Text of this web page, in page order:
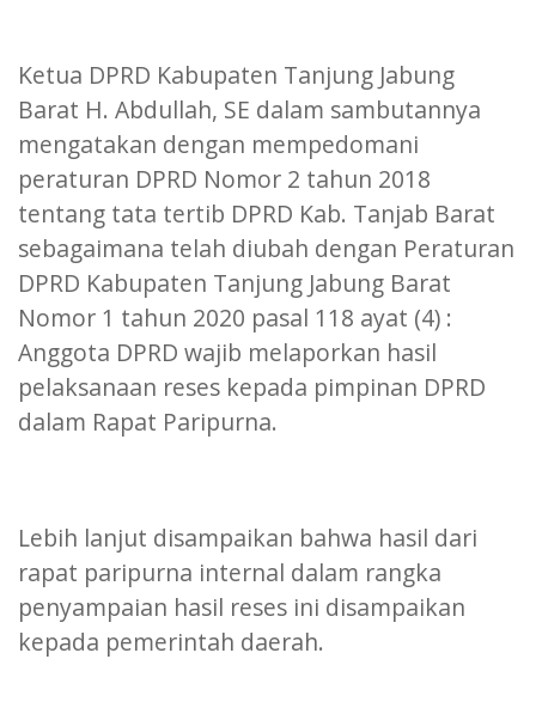
Ketua DPRD Kabupaten Tanjung Jabung
Barat H. Abdullah, SE dalam sambutannya
mengatakan dengan mempedomani
peraturan DPRD Nomor 2 tahun 2018
tentang tata tertib DPRD Kab. Tanjab Barat
sebagaimana telah diubah dengan Peraturan
DPRD Kabupaten Tanjung Jabung Barat
Nomor 1 tahun 2020 pasal 118 ayat (4) :
Anggota DPRD wajib melaporkan hasil
pelaksanaan reses kepada pimpinan DPRD
dalam Rapat Paripurna.
Lebih lanjut disampaikan bahwa hasil dari
rapat paripurna internal dalam rangka
penyampaian hasil reses ini disampaikan
kepada pemerintah daerah.